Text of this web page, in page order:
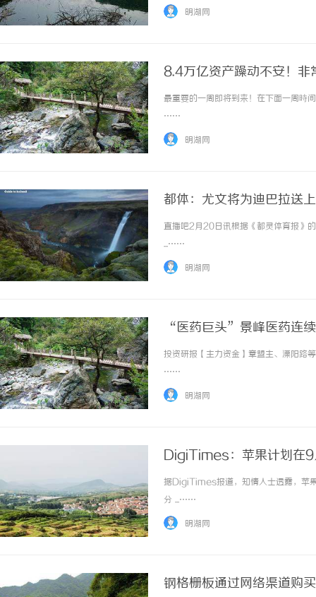
明湖网
8.4万亿资产躁动不安！非
最重要的一周即将到来！在下面一周時
……
明湖网
都体：尤文将为迪巴拉送
直播吧2月20日讯根据《都灵体育报》
...……
明湖网
“医药巨头”景峰医药连
投资研报【主力资金】章盟主、溧阳路
……
明湖网
DigiTimes：苹果计划在9
据DigiTimes报道，知情人士透露，苹
分 ...……
明湖网
钢格栅板通过网络渠道购